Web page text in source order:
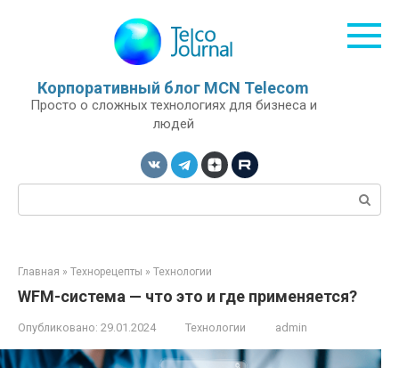
Корпоративный блог MCN Telecom
Просто о сложных технологиях для бизнеса и
людей
Главная » Технорецепты » Технологии
WFM-система — что это и где применяется?
Опубликовано: 29.01.2024 Технологии admin